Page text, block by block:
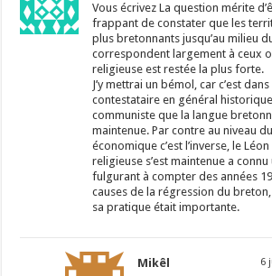
Vous écrivez La question mérite
frappant de constater que les
plus bretonnants jusqu’au milieu
correspondent largement à ceux
religieuse est restée la plus forte.
J’y mettrai un bémol, car c’est
contestataire en général
communiste que la langue
maintenue. Par contre au niveau
économique c’est l’inverse, le
religieuse s’est maintenue a
fulgurant à compter des années
causes de la régression du
sa pratique était importante.
Mikêl 6